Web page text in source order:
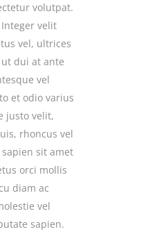
volutpat.
velit
vel, ultrices
dui at ante
vel
et odio varius
justo velit,
rhoncus vel
sit amet
orci mollis
diam ac
vel
sapien.